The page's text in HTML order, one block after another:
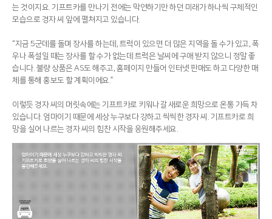
는 것이지요. 기프트카를 만나기 전에는 막연하기만 하던 미래가 하나씩 구체적인
모습으로 경자 씨 앞에 펼쳐지고 있습니다.
“지금 5군데를 돌며 장사를 하는데, 트럭이 있으면 더 많은 지역을 돌 수가 있고, 폭
우나 폭설일 때는 장사를 할 수가 없는데 트럭은 날씨에 구애 받지 않으니 정말 좋
습니다. 불량 상품은 AS도 해주고, 홈페이지 만들어 인터넷 판매도 하고 다양한 매
체를 통해 홍보도 할 계획이에요.”
이렇듯 경자 씨의 머릿속에는 기프트카로 키워나갈 새로운 희망으로 온통 가득 차
있습니다. 엄마이기 때문에 세상 누구보다 강하고 씩씩한 경자 씨. 기프트카로 희
망을 실어 나르는 경자 씨의 힘찬 시작을 응원해주세요.